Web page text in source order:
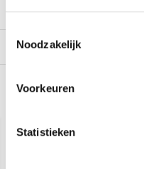
Toestemmingsselectie
Noodzakelijk
Voorkeuren
Statistieken
Levering en retour